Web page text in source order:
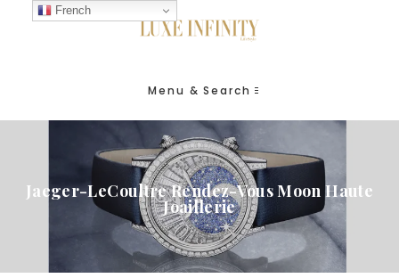
Menu & Search
Jaeger-LeCoultre Rendez-Vous Moon Haute
Joaillerie
French